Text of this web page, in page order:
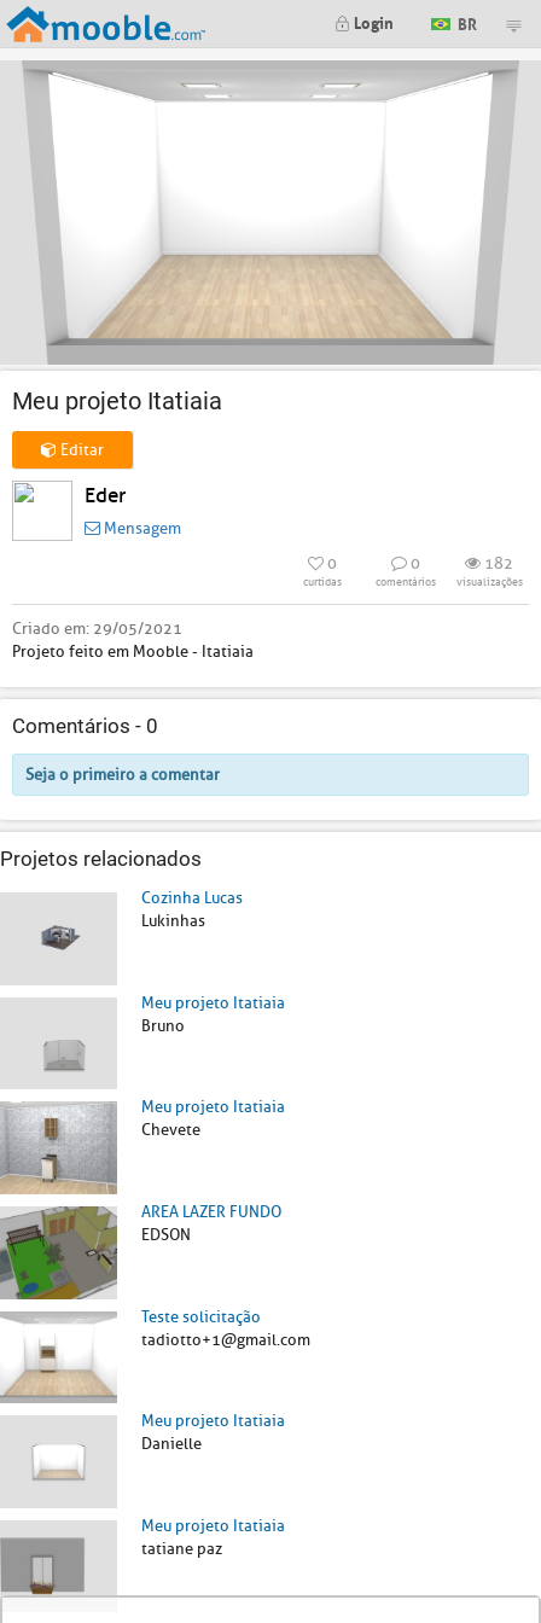
Login BR
Meu projeto Itatiaia
Editar
Eder
Mensagem
0
curtidas
0
comentários
182
visualizações
Criado em: 29/05/2021
Projeto feito em Mooble - Itatiaia
Comentários - 0
Seja o primeiro a comentar
Projetos relacionados
Cozinha Lucas
Lukinhas
Meu projeto Itatiaia
Bruno
Meu projeto Itatiaia
Chevete
AREA LAZER FUNDO
EDSON
Teste solicitação
tadiotto+1@gmail.com
Meu projeto Itatiaia
Danielle
Meu projeto Itatiaia
tatiane paz